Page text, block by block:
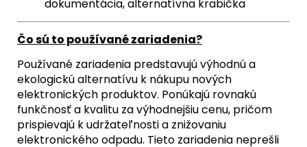
dokumentácia, alternatívna krabička
Čo sú to používané zariadenia?
Používané zariadenia predstavujú výhodnú a
ekologickú alternatívu k nákupu nových
elektronických produktov. Ponúkajú rovnakú
funkčnosť a kvalitu za výhodnejšiu cenu, pričom
prispievajú k udržateľnosti a znižovaniu
elektronického odpadu. Tieto zariadenia neprešli